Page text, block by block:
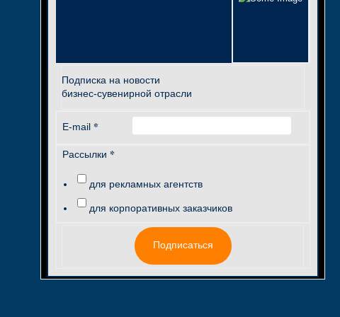
Подписка на новости
бизнес-сувенирной отрасли
E-mail *
Рассылки *
для рекламных агентств
для корпоративных заказчиков
Подписаться